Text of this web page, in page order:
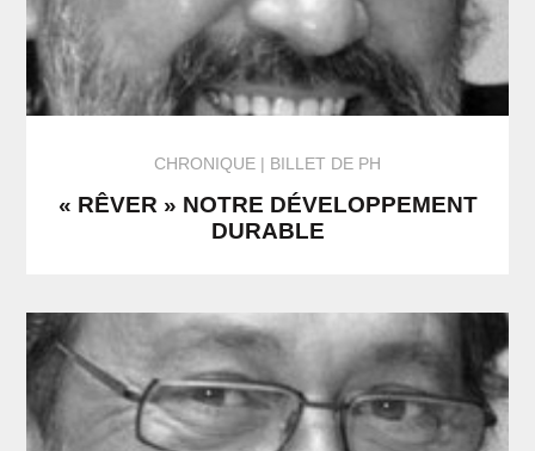
CHRONIQUE BILLET DE PH
« RÊVER » NOTRE DÉVELOPPEMENT
DURABLE